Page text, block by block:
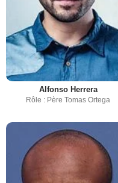
Alfonso Herrera
Rôle : Père Tomas Ortega